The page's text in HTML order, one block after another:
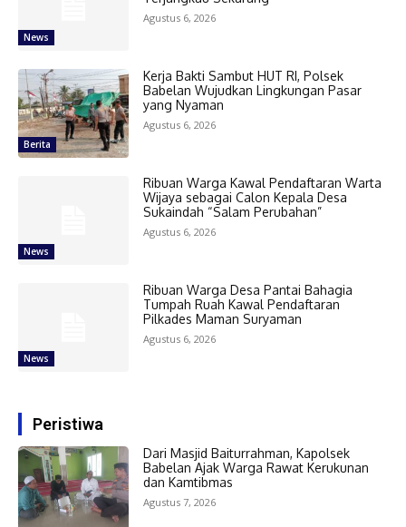
News
Agustus 6, 2026
Berita
Kerja Bakti Sambut HUT RI, Polsek
Babelan Wujudkan Lingkungan Pasar
yang Nyaman
Agustus 6, 2026
News
Ribuan Warga Kawal Pendaftaran Warta
Wijaya sebagai Calon Kepala Desa
Sukaindah “Salam Perubahan”
Agustus 6, 2026
News
Ribuan Warga Desa Pantai Bahagia
Tumpah Ruah Kawal Pendaftaran
Pilkades Maman Suryaman
Agustus 6, 2026
Peristiwa
Dari Masjid Baiturrahman, Kapolsek
Babelan Ajak Warga Rawat Kerukunan
dan Kamtibmas
Agustus 7, 2026